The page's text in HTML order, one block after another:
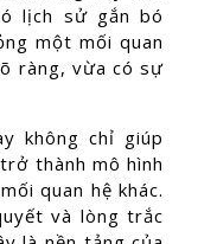
lịch sử gắn bó
một mối quan
ràng, vừa có sự
không chỉ giúp
thành mô hình
quan hệ khác.
và lòng trắc